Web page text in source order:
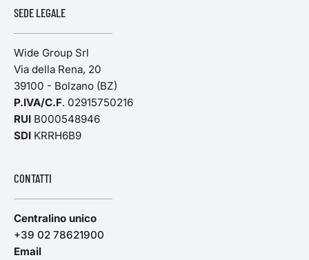
SEDE LEGALE
Wide Group Srl
Via della Rena, 20
39100 - Bolzano (BZ)
P.IVA/C.F. 02915750216
RUI B000548946
SDI KRRH6B9
CONTATTI
Centralino unico
+39 02 78621900
Email